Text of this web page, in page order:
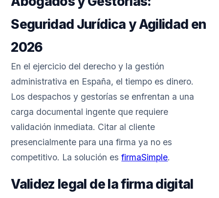
Seguridad Jurídica y Agilidad en
2026
En el ejercicio del derecho y la gestión
administrativa en España, el tiempo es dinero.
Los despachos y gestorías se enfrentan a una
carga documental ingente que requiere
validación inmediata. Citar al cliente
presencialmente para una firma ya no es
competitivo. La solución esfirmaSimple.
Validez legal de la firma digital